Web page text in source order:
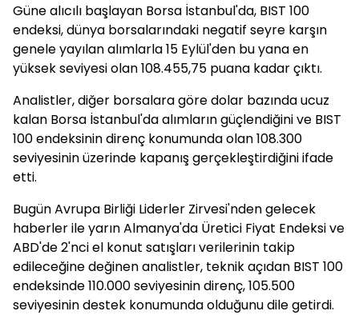
Güne alıcılı başlayan Borsa İstanbul'da, BIST 100
endeksi, dünya borsalarındaki negatif seyre karşın
genele yayılan alımlarla 15 Eylül'den bu yana en
yüksek seviyesi olan 108.455,75 puana kadar çıktı.
Analistler, diğer borsalara göre dolar bazında ucuz
kalan Borsa İstanbul'da alımların güçlendiğini ve BIST
100 endeksinin direnç konumunda olan 108.300
seviyesinin üzerinde kapanış gerçekleştirdiğini ifade
etti.
Bugün Avrupa Birliği Liderler Zirvesi'nden gelecek
haberler ile yarın Almanya'da Üretici Fiyat Endeksi ve
ABD'de 2'nci el konut satışları verilerinin takip
edileceğine değinen analistler, teknik açıdan BIST 100
endeksinde 110.000 seviyesinin direnç, 105.500
seviyesinin destek konumunda olduğunu dile getirdi.